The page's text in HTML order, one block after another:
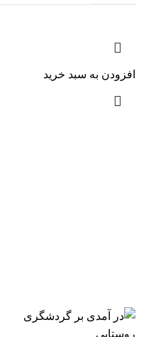
افزودن به سبد خرید